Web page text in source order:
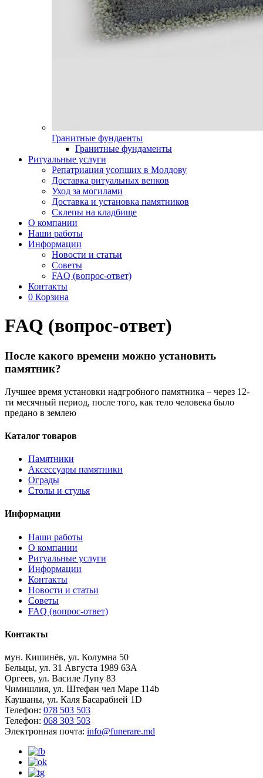
Гранитные фундаенты
Гранитные фундаменты
Ритуальные услуги
Репатриация усопших в Молдову
Доставка ритуальных венков
Уход за могилами
Доставка и установка памятников
Склепы на кладбище
О компании
Наши работы
Информации
Новости и статьи
Советы
FAQ (вопрос-ответ)
Контакты
0 Корзина
FAQ (вопрос-ответ)
После какого времени можно установить
памятник?
Лучшее время установки надгробного памятника – через 12-
ти месячный период, после того, как тело человека было
предано в землею
Каталог товаров
Памятники
Аксессуары памятники
Ограды
Столы и стулья
Информации
Наши работы
О компании
Ритуальные услуги
Информации
Контакты
Новости и статьи
Советы
FAQ (вопрос-ответ)
Контакты
мун. Кишинёв, ул. Колумна 50
Бельцы, ул. 31 Августа 1989 63А
Оргеев, ул. Василе Лупу 83
Чимишлия, ул. Штефан чел Маре 114b
Каушаны, ул. Каля Басарабией 1D
Телефон: 078 503 503
Телефон: 068 303 503
Электронная почта: info@funerare.md